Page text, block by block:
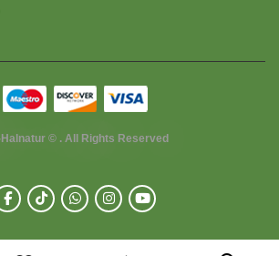
Halnatur © . All Rights Reserved